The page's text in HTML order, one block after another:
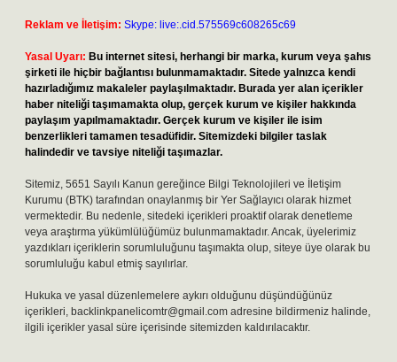
Reklam ve İletişim: Skype: live:.cid.575569c608265c69
Yasal Uyarı: Bu internet sitesi, herhangi bir marka, kurum veya şahıs
şirketi ile hiçbir bağlantısı bulunmamaktadır. Sitede yalnızca kendi
hazırladığımız makaleler paylaşılmaktadır. Burada yer alan içerikler
haber niteliği taşımamakta olup, gerçek kurum ve kişiler hakkında
paylaşım yapılmamaktadır. Gerçek kurum ve kişiler ile isim
benzerlikleri tamamen tesadüfidir. Sitemizdeki bilgiler taslak
halindedir ve tavsiye niteliği taşımazlar.
Sitemiz, 5651 Sayılı Kanun gereğince Bilgi Teknolojileri ve İletişim
Kurumu (BTK) tarafından onaylanmış bir Yer Sağlayıcı olarak hizmet
vermektedir. Bu nedenle, sitedeki içerikleri proaktif olarak denetleme
veya araştırma yükümlülüğümüz bulunmamaktadır. Ancak, üyelerimiz
yazdıkları içeriklerin sorumluluğunu taşımakta olup, siteye üye olarak bu
sorumluluğu kabul etmiş sayılırlar.
Hukuka ve yasal düzenlemelere aykırı olduğunu düşündüğünüz
içerikleri, backlinkpanelicomtr@gmail.com adresine bildirmeniz halinde,
ilgili içerikler yasal süre içerisinde sitemizden kaldırılacaktır.